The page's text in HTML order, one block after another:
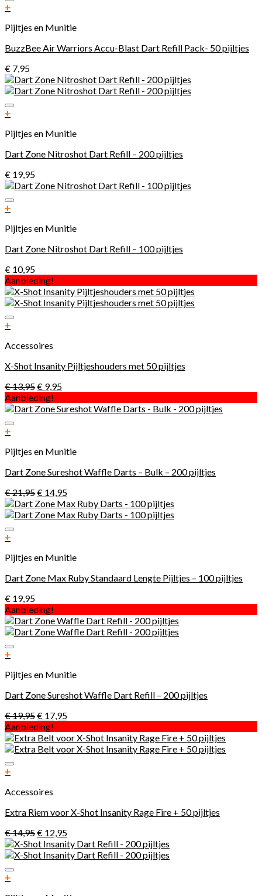
+
Pijltjes en Munitie
BuzzBee Air Warriors Accu-Blast Dart Refill Pack- 50 pijltjes
€ 7,95
+
Pijltjes en Munitie
Dart Zone Nitroshot Dart Refill – 200 pijltjes
€ 19,95
+
Pijltjes en Munitie
Dart Zone Nitroshot Dart Refill – 100 pijltjes
€ 10,95
Aanbieding!
+
Accessoires
X-Shot Insanity Pijltjeshouders met 50 pijltjes
€13,95€ 9,95
Aanbieding!
+
Pijltjes en Munitie
Dart Zone Sureshot Waffle Darts – Bulk – 200 pijltjes
€21,95€ 14,95
+
Pijltjes en Munitie
Dart Zone Max Ruby Standaard Lengte Pijltjes – 100 pijltjes
€ 19,95
Aanbieding!
+
Pijltjes en Munitie
Dart Zone Sureshot Waffle Dart Refill – 200 pijltjes
€19,95€ 17,95
Aanbieding!
+
Accessoires
Extra Riem voor X-Shot Insanity Rage Fire + 50 pijltjes
€14,95€ 12,95
+